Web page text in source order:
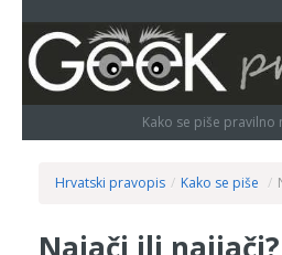
Kako se piše pravilno
Hrvatski pravopis / Kako se piše /